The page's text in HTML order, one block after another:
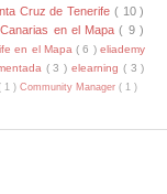
Cruz de Tenerife ( 10 )
en el Mapa( 9 )
en el Mapa( 6 )eliademy
( 3 ) elearning ( 3 )
1 ) Community Manager ( 1 )